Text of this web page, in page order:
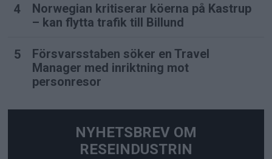
Norwegian kritiserar köerna på Kastrup
– kan flytta trafik till Billund
Försvarsstaben söker en Travel
Manager med inriktning mot
personresor
NYHETSBREV OM
RESEINDUSTRIN